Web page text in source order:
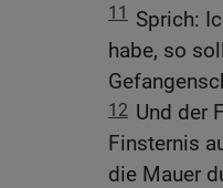
11 Sprich:
habe, so
12 Und der
Finsternis
die Mauer